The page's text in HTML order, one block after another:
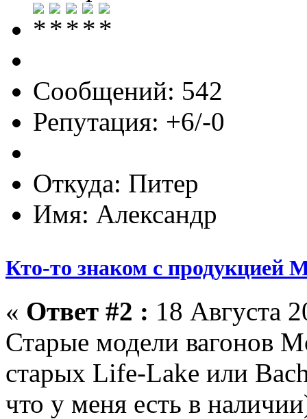
Сообщений: 542
Репутация: +6/-0
Откуда: Питер
Имя: Александр
Кто-то знаком с продукцией
« Ответ #2 : 18 Августа
Старые модели вагонов
старых Life-Lake или
что у меня есть в